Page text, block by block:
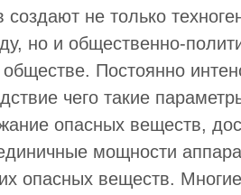
не только
но и общественно-
Постоянно
чего такие
опасных веществ,
мощности
опасных веществ.